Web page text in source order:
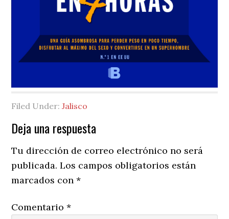
Filed Under:Jalisco
Reader
Interactions
Deja una respuesta
Tu dirección de correo electrónico no será
publicada. Los campos obligatorios están
marcados con*
Comentario*